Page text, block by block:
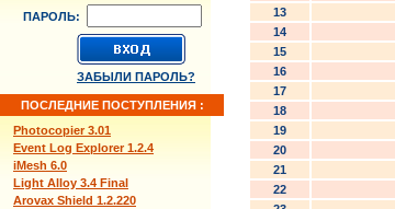
ПАРОЛЬ:
ЗАБЫЛИ ПАРОЛЬ?
ПОСЛЕДНИЕ ПОСТУПЛЕНИЯ :
Photocopier 3.01
Event Log Explorer 1.2.4
iMesh 6.0
Light Alloy 3.4 Final
Arovax Shield 1.2.220
13
14
15
16
17
18
19
20
21
22